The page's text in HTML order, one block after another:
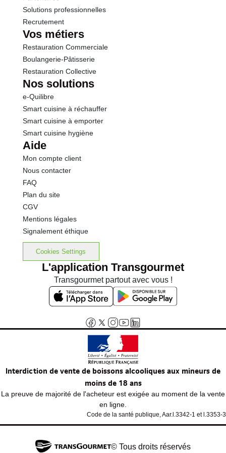
Solutions professionnelles
Recrutement
Vos métiers
Restauration Commerciale
Boulangerie-Pâtisserie
Restauration Collective
Nos solutions
e-Quilibre
Smart cuisine à réchauffer
Smart cuisine à emporter
Smart cuisine hygiène
Aide
Mon compte client
Nous contacter
FAQ
Plan du site
CGV
Mentions légales
Signalement éthique
Cookies Settings
L'application Transgourmet
Transgourmet partout avec vous !
Interdiction de vente de boissons alcooliques aux mineurs de
moins de 18 ans
La preuve de majorité de l'acheteur est exigée au moment de la vente
en ligne.
Code de la santé publique, Aar.l.3342-1 et l.3353-3
© Tous droits réservés